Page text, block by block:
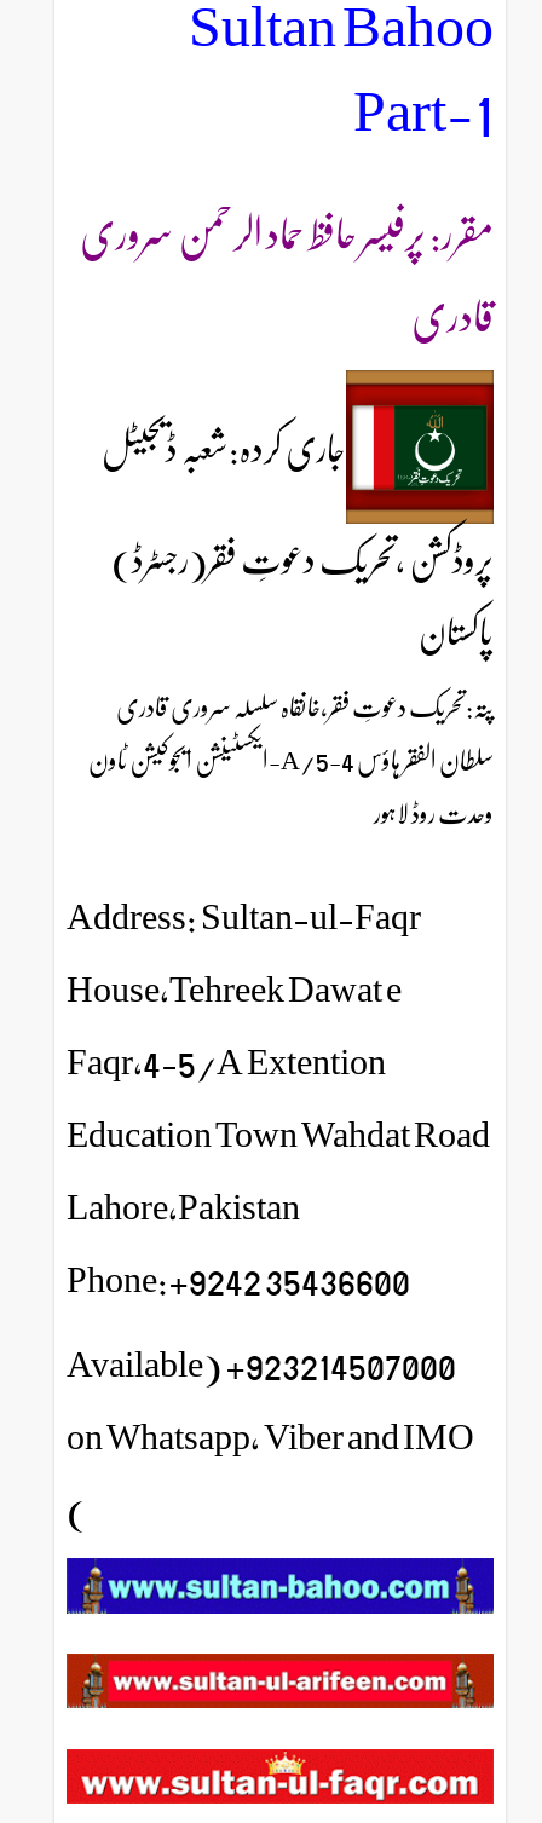
Sultan Bahoo
Part-1
مقرر: پرفیسر حافظ حماد الرحمن سروری
قادری
جاری کردہ:شعبہ ڈیجیٹل
پروڈکشن ،تحریک دعوتِ فقر(رجسٹرڈ)
پاکستان
پتہ:تحریک دعوتِ فقر،خانقاہ سلسلہ سروری قادری
سلطان الفقر ہاؤس 4-5/A-ایکسٹینشن ایجوکیشن ٹاون
وحدت روڈ لاہور
Address: Sultan-ul-Faqr
House,Tehreek Dawat e
Faqr,4-5/A Extention
Education Town Wahdat Road
Lahore,Pakistan
Phone:+9242 35436600
923214507000+ (Available
on Whatsapp, Viber and IMO
)